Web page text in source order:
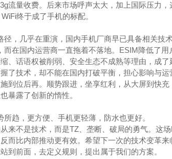
流量收费。后来市场呼声太大，加上国际压力，
终于成了手机的标配。
径，几乎在重演，国内手机厂商早已具备相关技
而在国内运营商一直拖着不落地。ESIM降低了
、话语权被削弱、安全生态不成熟等理由，成
了技术，却不能在国内打破平衡，担心影响与
到位后再。顺势跟进，坐享红利，从大屏到快
暴露了创新的惰性。
所趋，更方便、手机更轻薄，防水也更好。
来不是技术，而是TZ、垄断、破局的勇气。这
而比内部推动更有效。希望下一次的技术变革
到前面，去定义规则，提出属于我们的方案。